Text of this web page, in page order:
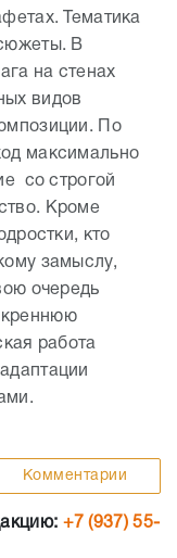
Тематика
В
на стенах
видов
По
максимально
со строгой
Кроме
кто
замыслу,
очередь
работа
Комментарии
+7 (937) 55-